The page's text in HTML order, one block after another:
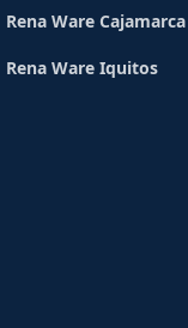
Rena Ware Cajamarca
Rena Ware Iquitos